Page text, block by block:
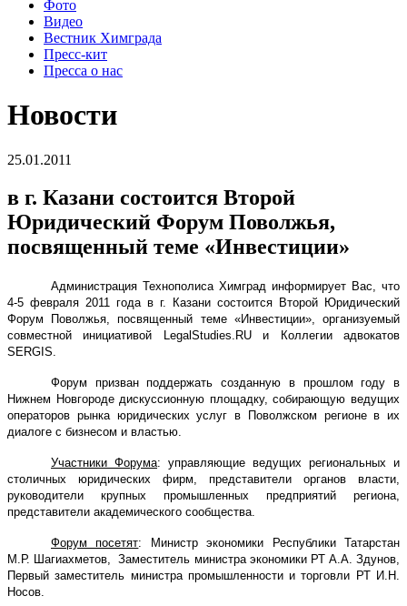
Фото
Видео
Вестник Химграда
Пресс-кит
Пресса о нас
Новости
25.01.2011
в г. Казани состоится Второй
Юридический Форум Поволжья,
посвященный теме «Инвестиции»
Администрация Технополиса Химград информирует Вас, что
4-5 февраля 2011 года в г. Казани состоится Второй Юридический
Форум Поволжья, посвященный теме «Инвестиции», организуемый
совместной инициативой
LegalStudies. RUи Коллегии адвокатов
SERGIS.
Форум призван поддержать созданную в прошлом году в
Нижнем Новгороде дискуссионную площадку, собирающую ведущих
операторов рынка юридических услуг в Поволжском регионе в их
диалоге с бизнесом и властью.
Участники Форума: управляющие ведущих региональных и
столичных юридических фирм, представители органов власти,
руководители крупных промышленных предприятий региона,
представители академического сообщества.
Форум посетят: Министр экономики Республики Татарстан
М.Р. Шагиахметов,
Заместитель министра экономики РТ А.А. Здунов,
Первый заместитель министра промышленности и торговли РТ И.Н.
Носов.